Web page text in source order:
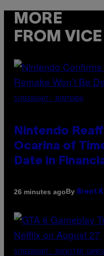
MORE
FROM VICE
SCREENSHOT: NINTENDO
Nintendo
Ocarina of
Date in
26 minutes agoBy Brent
SCREENSHOT: ROCKSTAR